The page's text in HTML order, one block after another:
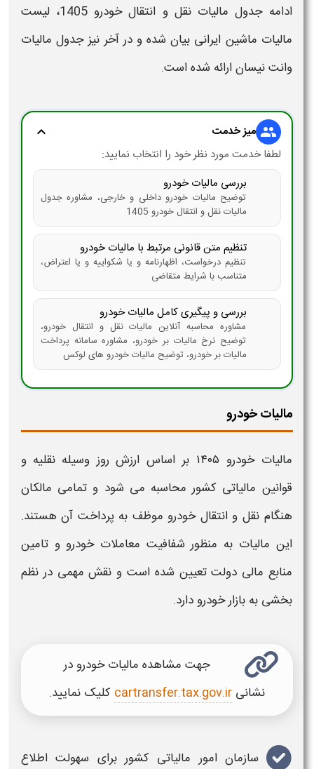
ادامهجدول مالیات نقل و انتقال خودرو 1405 ، لیست
مالیات ماشین ایرانی بیان شده و در آخر نیزجدول مالیات
وانت نیسانارائه شده است.
group میز خدمت expand_more
لطفا خدمت مورد نظر خود را انتخاب نمایید:
بررسی مالیات خودرو
توضیح مالیات خودرو داخلی و خارجی، مشاوره جدول
مالیات نقل و انتقال خودرو 1405
تنظیم متن قانونی مرتبط با مالیات خودرو
تنظیم درخواست، اظهارنامه و یا شکواییه و یا اعتراض،
متناسب با شرایط متقاضی
بررسی و پیگیری کامل مالیات خودرو
مشاوره محاسبه آنلاین مالیات نقل و انتقال خودرو،
توضیح نرخ مالیات بر خودرو، مشاوره سامانه پرداخت
مالیات بر خودرو، توضیح مالیات خودرو های لوکس
مالیات خودرو
مالیات خودرو ۱۴۰۵ بر اساس ارزش روز وسیله نقلیه و
قوانین مالیاتی کشور محاسبه می شود و تمامی مالکان
هنگام نقل و انتقال خودرو موظف به پرداخت آن هستند.
این مالیات به منظور شفافیت معاملات خودرو و تامین
منابع مالی دولت تعیین شده است و نقش مهمی در نظم
بخشی به بازار خودرو دارد.
جهت مشاهده مالیات خودرودر
نشانیcartransfer.tax.gov.ir کلیک نمایید.
سازمان امور مالیاتی کشور برای سهولت اطلاع